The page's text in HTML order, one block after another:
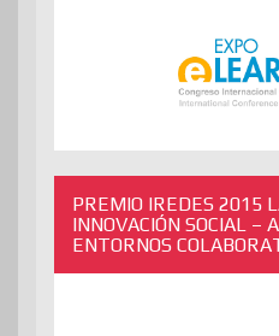
PREMIO IREDES 2015
INNOVACIÓN SOCIAL –
ENTORNOS